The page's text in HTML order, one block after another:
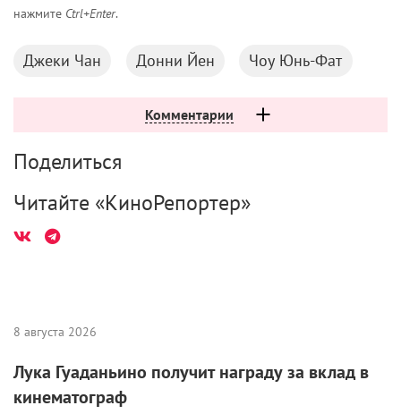
нажмите Ctrl+Enter.
Джеки Чан Донни Йен Чоу Юнь-Фат
Комментарии
Поделиться
Читайте «КиноРепортер»
8 августа 2026
Лука Гуаданьино получит награду за вклад в
кинематограф